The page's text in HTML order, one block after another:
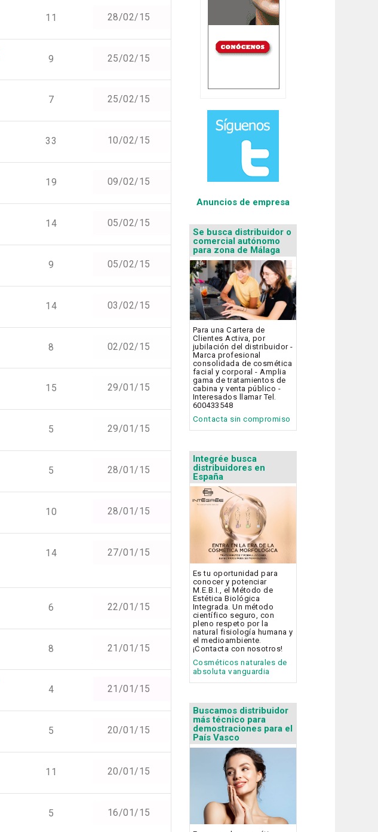
11 28/02/15
9 25/02/15
7 25/02/15
33 10/02/15
19 09/02/15
14 05/02/15
9 05/02/15
14 03/02/15
8 02/02/15
15 29/01/15
5 29/01/15
5 28/01/15
10 28/01/15
14 27/01/15
6 22/01/15
8 21/01/15
4 21/01/15
5 20/01/15
11 20/01/15
5 16/01/15
Anuncios de empresa
Se busca distribuidor o
comercial autónomo
para zona de Málaga
Para una Cartera de
Clientes Activa, por
jubilación del distribuidor -
Marca profesional
consolidada de cosmética
facial y corporal - Amplia
gama de tratamientos de
cabina y venta público -
Interesados llamar Tel.
600433548
Contacta sin compromiso
Integrée busca
distribuidores en
España
Es tu oportunidad para
conocer y potenciar
M.E.B.I., el Método de
Estética Biológica
Integrada. Un método
científico seguro, con
pleno respeto por la
natural fisiología humana y
el medioambiente.
¡Contacta con nosotros!
Cosméticos naturales de
absoluta vanguardia
Buscamos distribuidor
más técnico para
demostraciones para el
País Vasco